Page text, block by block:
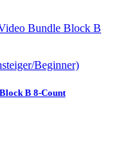
Beginner)
B 8-Count